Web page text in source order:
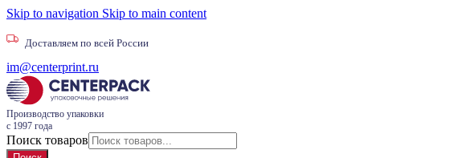
Skip to navigation Skip to main content
Доставляем по всей России
im@centerprint.ru
Производство упаковки
с 1997 года
Поиск товаров